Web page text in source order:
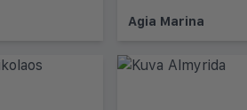
Agia Marina